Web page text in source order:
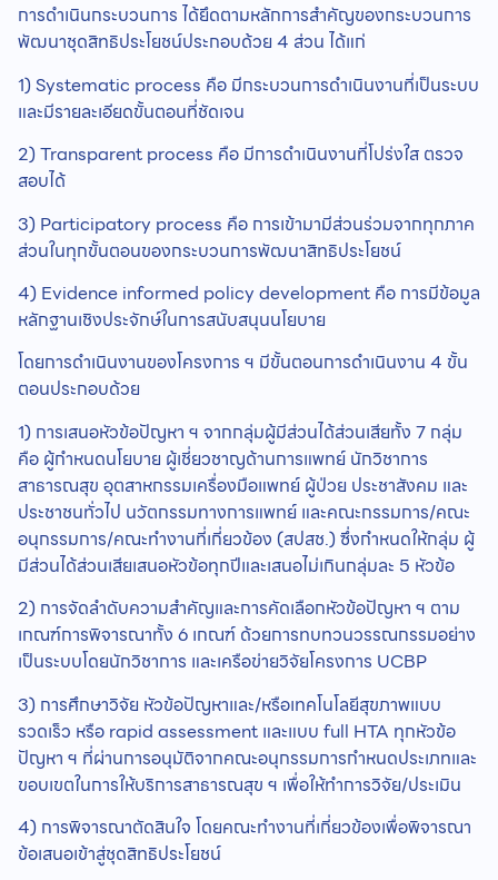
การดำเนินกระบวนการ ได้ยึดตามหลักการสำคัญของกระบวนการ
พัฒนาชุดสิทธิประโยชน์ประกอบด้วย 4 ส่วน ได้แก่
1) Systematic process คือ มีกระบวนการดําเนินงานที่เป็นระบบ
และมีรายละเอียดขั้นตอนที่ชัดเจน
2) Transparent process คือ มีการดําเนินงานที่โปร่งใส ตรวจ
สอบได้
3) Participatory process คือ การเข้ามามีส่วนร่วมจากทุกภาค
ส่วนในทุกขั้นตอนของกระบวนการพัฒนาสิทธิประโยชน์
4) Evidence informed policy development คือ การมีข้อมูล
หลักฐานเชิงประจักษ์ในการสนับสนุนนโยบาย
โดยการดำเนินงานของโครงการ ฯ มีขั้นตอนการดำเนินงาน 4 ขั้น
ตอนประกอบด้วย
1) การเสนอหัวข้อปัญหา ฯ จากกลุ่มผู้มีส่วนได้ส่วนเสียทั้ง 7 กลุ่ม
คือ ผู้กำหนดนโยบาย ผู้เชี่ยวชาญด้านการแพทย์ นักวิชาการ
สาธารณสุข อุตสาหกรรมเครื่องมือแพทย์ ผู้ป่วย ประชาสังคม และ
ประชาชนทั่วไป นวัตกรรมทางการแพทย์ และคณะกรรมการ/คณะ
อนุกรรมการ/คณะทำงานที่เกี่ยวข้อง (สปสช.) ซึ่งกําหนดให้กลุ่ม ผู้
มีส่วนได้ส่วนเสียเสนอหัวข้อทุกปีและเสนอไม่เกินกลุ่มละ 5 หัวข้อ
2) การจัดลำดับความสำคัญและการคัดเลือกหัวข้อปัญหา ฯ ตาม
เกณฑ์การพิจารณาทั้ง 6 เกณฑ์ ด้วยการทบทวนวรรณกรรมอย่าง
เป็นระบบโดยนักวิชาการ และเครือข่ายวิจัยโครงการ UCBP
3) การศึกษาวิจัย หัวข้อปัญหาและ/หรือเทคโนโลยีสุขภาพแบบ
รวดเร็ว หรือ rapid assessment และแบบ full HTA ทุกหัวข้อ
ปัญหา ฯ ที่ผ่านการอนุมัติจากคณะอนุกรรมการกำหนดประเภทและ
ขอบเขตในการให้บริการสาธารณสุข ฯ เพื่อให้ทำการวิจัย/ประเมิน
4) การพิจารณาตัดสินใจ โดยคณะทำงานที่เกี่ยวข้องเพื่อพิจารณา
ข้อเสนอเข้าสู่ชุดสิทธิประโยชน์